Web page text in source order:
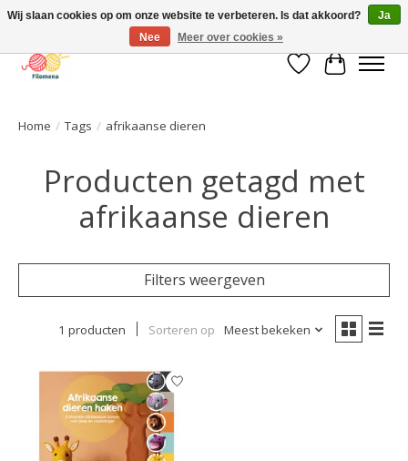
Verlanglijst
Home / Tags / afrikaanse dieren
Producten getagd met
afrikaanse dieren
Filters weergeven
1 producten Sorteren op Meest bekeken
Wij slaan cookies op om onze website te verbeteren. Is dat akkoord?
Ja
Nee
Meer over cookies »